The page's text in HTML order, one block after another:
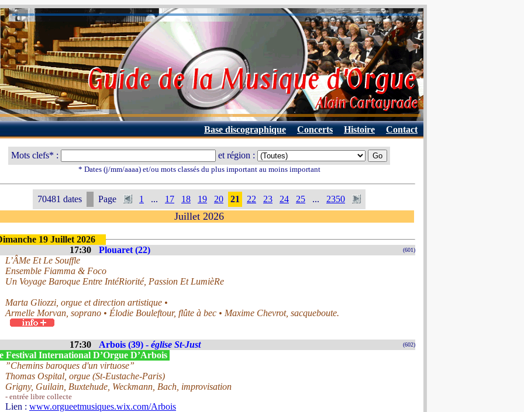
Base discographique Concerts Histoire Contact
Mots clefs* : et région :
* Dates (j/mm/aaaa) et/ou mots classés du plus important au moins important
70481 dates Page 1 ... 17 18 19 20 21 22 23 24 25 ... 2350
Juillet 2026
19 Juillet 2026
17:30
Plouaret (22) (601)
L’ÂMe Et Le Souffle
Ensemble Fiamma & Foco
Un Voyage Baroque Entre IntéRiorité, Passion Et LumièRe
Marta Gliozzi, orgue et direction artistique •
Armelle Morvan, soprano • Élodie Bouleftour, flûte à bec • Maxime Chevrot, sacqueboute.
17:30 Arbois (39) - église St-Just (602)
Festival International D’Orgue D’Arbois
”Chemins baroques d'un virtuose”
Thomas Ospital, orgue (St-Eustache-Paris)
Grigny, Guilain, Buxtehude, Weckmann, Bach, improvisation
- entrée libre collecte
Lien : www.orgueetmusiques.wix.com/Arbois